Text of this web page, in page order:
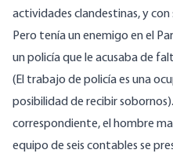
actividades clandestinas, y
Pero tenía un enemigo en el
un policía que le acusaba de
(El trabajo de policía es una
posibilidad de recibir
correspondiente, el hombre
equipo de seis contables se